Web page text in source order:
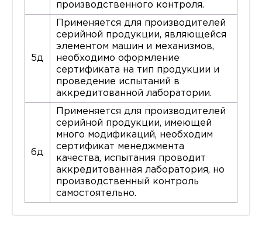
производственного контроля.
5д
Применяется для производителей
серийной продукции, являющейся
элементом машин и механизмов,
необходимо оформление
сертификата на тип продукции и
проведение испытаний в
аккредитованной лаборатории.
6д
Применяется для производителей
серийной продукции, имеющей
много модификаций, необходим
сертификат менеджмента
качества, испытания проводит
аккредитованная лаборатория, но
производственный контроль
самостоятельно.